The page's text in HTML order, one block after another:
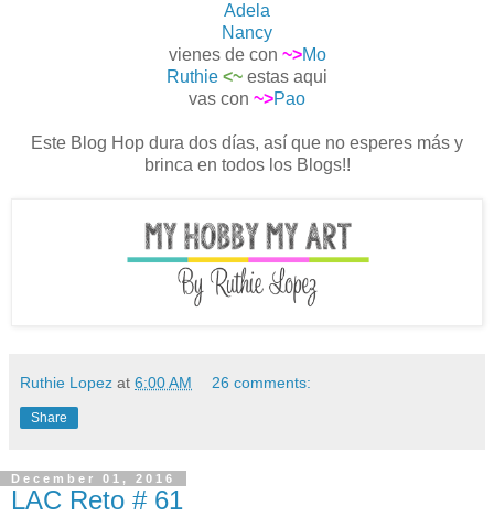
Adela
Nancy
vienes de con ~>Mo
Ruthie <~ estas aqui
vas con ~>Pao
Este Blog Hop dura dos días, así que no esperes más y
brinca en todos los Blogs!!
Ruthie Lopez at 6:00 AM 26 comments:
Share
December 01, 2016
LAC Reto # 61